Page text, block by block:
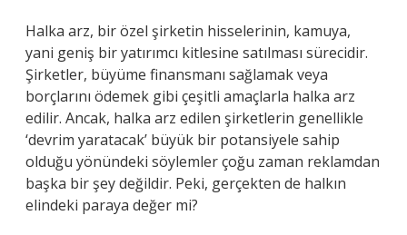
Halka arz, bir özel şirketin hisselerinin, kamuya,
yani geniş bir yatırımcı kitlesine satılması sürecidir.
Şirketler, büyüme finansmanı sağlamak veya
borçlarını ödemek gibi çeşitli amaçlarla halka arz
edilir. Ancak, halka arz edilen şirketlerin genellikle
‘devrim yaratacak’ büyük bir potansiyele sahip
olduğu yönündeki söylemler çoğu zaman reklamdan
başka bir şey değildir. Peki, gerçekten de halkın
elindeki paraya değer mi?